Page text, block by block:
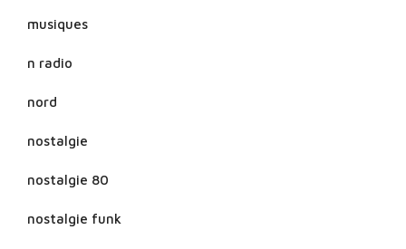
musiques
n radio
nord
nostalgie
nostalgie 80
nostalgie funk